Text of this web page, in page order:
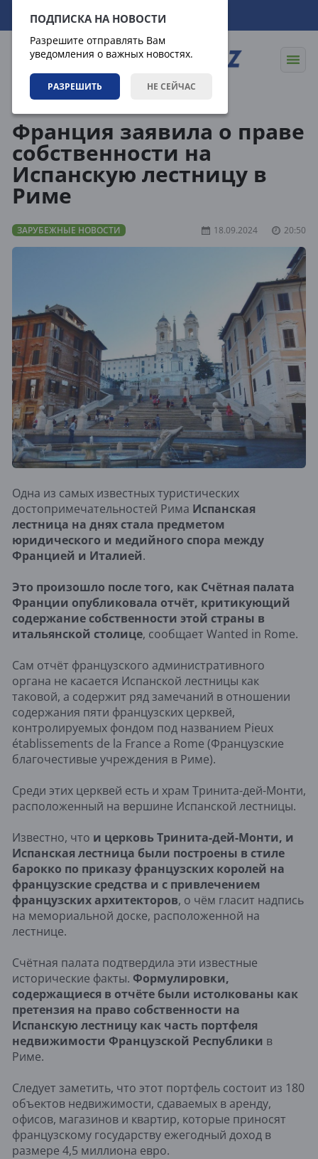
ПОДПИСКА НА НОВОСТИ
Разрешите отправлять Вам
уведомления о важных новостях.
РАЗРЕШИТЬ НЕ СЕЙЧАС
06.08.2026 06:30:30
Франция заявила о праве
собственности на
Испанскую лестницу в
Риме
ЗАРУБЕЖНЫЕ НОВОСТИ 18.09.2024 20:50
Одна из самых известных туристических
достопримечательностей Рима Испанская
лестница на днях стала предметом
юридического и медийного спора между
Францией и Италией.
Это произошло после того, как Счётная палата
Франции опубликовала отчёт, критикующий
содержание собственности этой страны в
итальянской столице, сообщает Wanted in Rome.
Сам отчёт французского административного
органа не касается Испанской лестницы как
таковой, а содержит ряд замечаний в отношении
содержания пяти французских церквей,
контролируемых фондом под названием Pieux
établissements de la France a Rome (Французские
благочестивые учреждения в Риме).
Среди этих церквей есть и храм Тринита-дей-Монти,
расположенный на вершине Испанской лестницы.
Известно, что и церковь Тринита-дей-Монти, и
Испанская лестница были построены в стиле
барокко по приказу французских королей на
французские средства и с привлечением
французских архитекторов, о чём гласит надпись
на мемориальной доске, расположенной на
лестнице.
Счётная палата подтвердила эти известные
исторические факты. Формулировки,
содержащиеся в отчёте были истолкованы как
претензия на право собственности на
Испанскую лестницу как часть портфеля
недвижимости Французской Республики в
Риме.
Следует заметить, что этот портфель состоит из 180
объектов недвижимости, сдаваемых в аренду,
офисов, магазинов и квартир, которые приносят
французскому государству ежегодный доход в
размере 4,5 миллиона евро.